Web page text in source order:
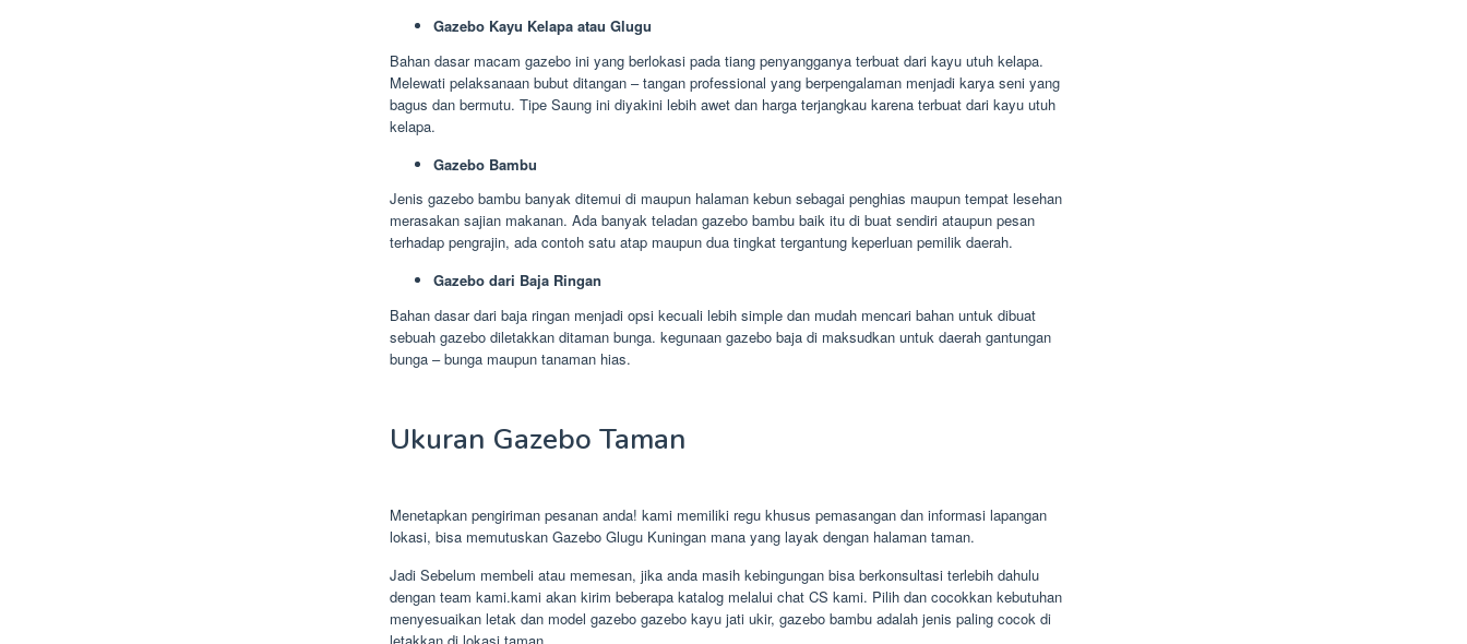
Gazebo Kayu Kelapa atau Glugu
Bahan dasar macam gazebo ini yang berlokasi pada tiang penyangganya terbuat dari kayu utuh kelapa.
Melewati pelaksanaan bubut ditangan – tangan professional yang berpengalaman menjadi karya seni yang
bagus dan bermutu. Tipe Saung ini diyakini lebih awet dan harga terjangkau karena terbuat dari kayu utuh
kelapa.
Gazebo Bambu
Jenis gazebo bambu banyak ditemui di maupun halaman kebun sebagai penghias maupun tempat lesehan
merasakan sajian makanan. Ada banyak teladan gazebo bambu baik itu di buat sendiri ataupun pesan
terhadap pengrajin, ada contoh satu atap maupun dua tingkat tergantung keperluan pemilik daerah.
Gazebo dari Baja Ringan
Bahan dasar dari baja ringan menjadi opsi kecuali lebih simple dan mudah mencari bahan untuk dibuat
sebuah gazebo diletakkan ditaman bunga. kegunaan gazebo baja di maksudkan untuk daerah gantungan
bunga – bunga maupun tanaman hias.
Ukuran Gazebo Taman
Menetapkan pengiriman pesanan anda! kami memiliki regu khusus pemasangan dan informasi lapangan
lokasi, bisa memutuskan Gazebo Glugu Kuningan mana yang layak dengan halaman taman.
Jadi Sebelum membeli atau memesan, jika anda masih kebingungan bisa berkonsultasi terlebih dahulu
dengan team kami.kami akan kirim beberapa katalog melalui chat CS kami. Pilih dan cocokkan kebutuhan
menyesuaikan letak dan model gazebo gazebo kayu jati ukir, gazebo bambu adalah jenis paling cocok di
letakkan di lokasi taman.